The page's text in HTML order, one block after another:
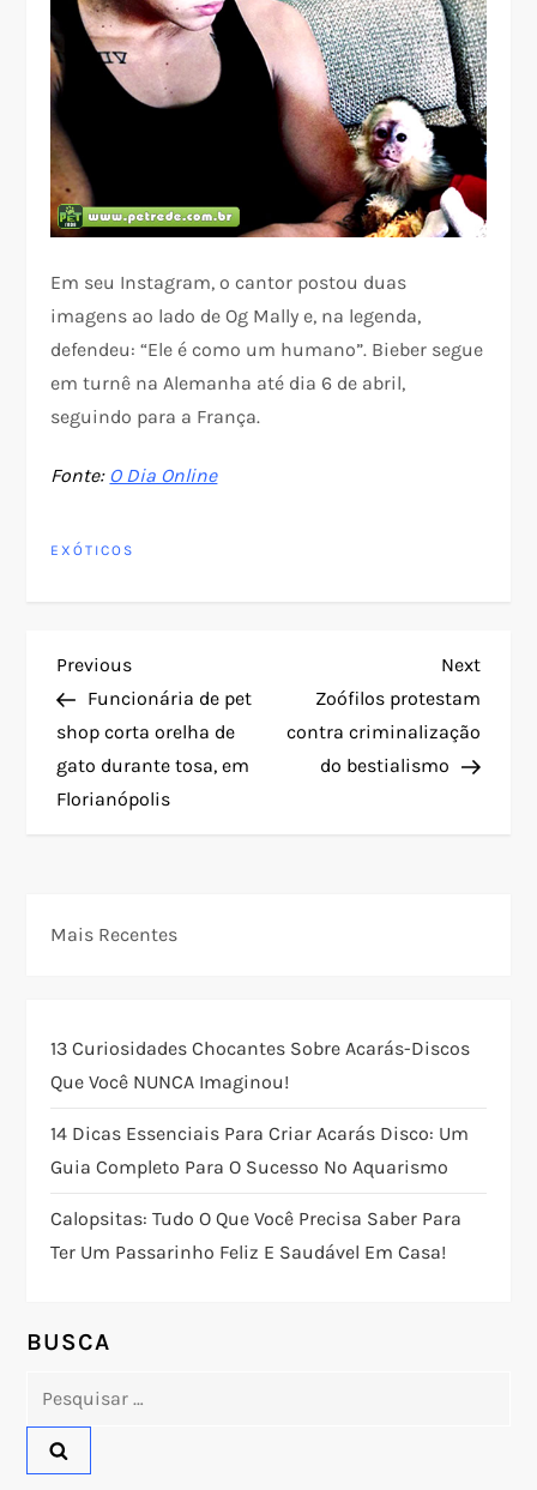
Em seu Instagram, o cantor postou duas
imagens ao lado de Og Mally e, na legenda,
defendeu: “Ele é como um humano”. Bieber segue
em turnê na Alemanha até dia 6 de abril,
seguindo para a França.
Fonte: O Dia Online
EXÓTICOS
N
a
v
a
ã
o
d
e
o
s
t
Previous
Post
Previous
Funcionária de pet
shop corta orelha de
gato durante tosa, em
Florianópolis
Next
Post
Next
Zoófilos protestam
contra criminalização
do bestialismo
Mais Recentes
13 Curiosidades Chocantes Sobre Acarás-Discos
Que Você NUNCA Imaginou!
14 Dicas Essenciais Para Criar Acarás Disco: Um
Guia Completo Para O Sucesso No Aquarismo
Calopsitas: Tudo O Que Você Precisa Saber Para
Ter Um Passarinho Feliz E Saudável Em Casa!
BUSCA
Pesquisar